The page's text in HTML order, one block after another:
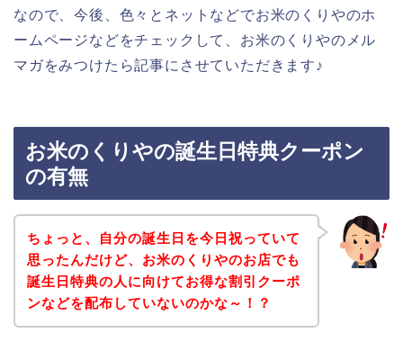
なので、今後、色々とネットなどでお米のくりやのホ
ームページなどをチェックして、お米のくりやのメル
マガをみつけたら記事にさせていただきます♪
お米のくりやの誕生日特典クーポン
の有無
ちょっと、自分の誕生日を今日祝っていて
思ったんだけど、お米のくりやのお店でも
誕生日特典の人に向けてお得な割引クーポ
ンなどを配布していないのかな～！？